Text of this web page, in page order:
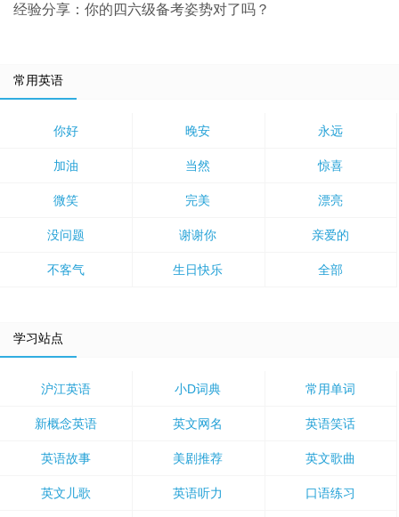
经验分享：你的四六级备考姿势对了吗？
常用英语
你好 晚安 永远
加油 当然 惊喜
微笑 完美 漂亮
没问题 谢谢你 亲爱的
不客气 生日快乐 全部
学习站点
沪江英语 小D词典 常用单词
新概念英语 英文网名 英语笑话
英语故事 美剧推荐 英文歌曲
英文儿歌 英语听力 口语练习